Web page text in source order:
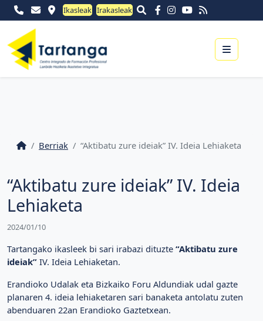
Ikasleak Irakasleak
Menu
Berriak “Aktibatu zure ideiak” IV. Ideia Lehiaketa
“Aktibatu zure ideiak” IV. Ideia
Lehiaketa
2024/01/10
Tartangako ikasleek bi sari irabazi dituzte “Aktibatu zure
ideiak” IV. Ideia Lehiaketan.
Erandioko Udalak eta Bizkaiko Foru Aldundiak udal gazte
planaren 4. ideia lehiaketaren sari banaketa antolatu zuten
abenduaren 22an Erandioko Gaztetxean.